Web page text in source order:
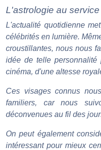
L'astrologie au
L'actualité quotidienne
célébrités en lumière.
croustillantes, nous nous
idée de telle
cinéma, d'une altesse
Ces visages connus
familiers, car nous
déconvenues au fil des
On peut également
intéressant pour mieux